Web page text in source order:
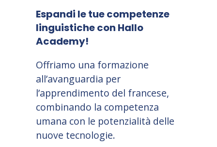
Espandi le tue competenze
linguistiche con Hallo
Academy!
Offriamo una formazione
all’avanguardia per
l’apprendimento del francese,
combinando la competenza
umana con le potenzialità delle
nuove tecnologie.